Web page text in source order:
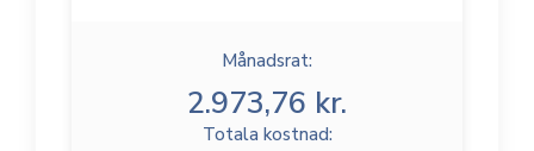
Månadsrat:
2.973,76 kr.
Totala kostnad: